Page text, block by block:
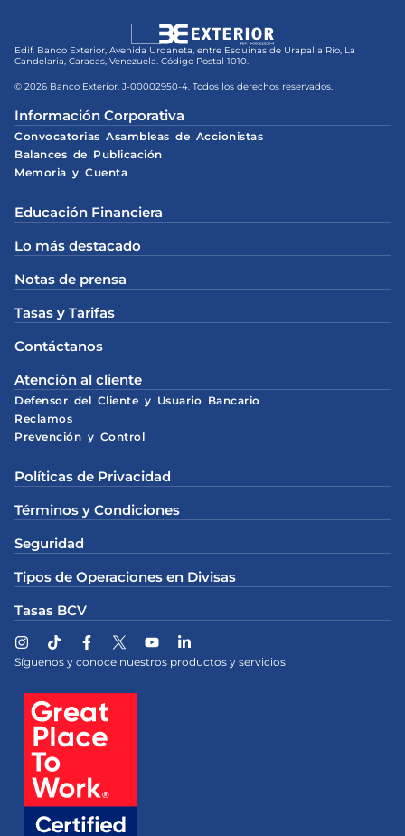
Edif. Banco Exterior, Avenida Urdaneta, entre Esquinas de Urapal a Río, La
Candelaria, Caracas, Venezuela. Código Postal 1010.
© 2026 Banco Exterior. J-00002950-4. Todos los derechos reservados.
Información Corporativa
Convocatorias Asambleas de Accionistas
Balances de Publicación
Memoria y Cuenta
Educación Financiera
Lo más destacado
Notas de prensa
Tasas y Tarifas
Contáctanos
Atención al cliente
Defensor del Cliente y Usuario Bancario
Reclamos
Prevención y Control
Políticas de Privacidad
Términos y Condiciones
Seguridad
Tipos de Operaciones en Divisas
Tasas BCV
Síguenos y conoce nuestros productos y servicios